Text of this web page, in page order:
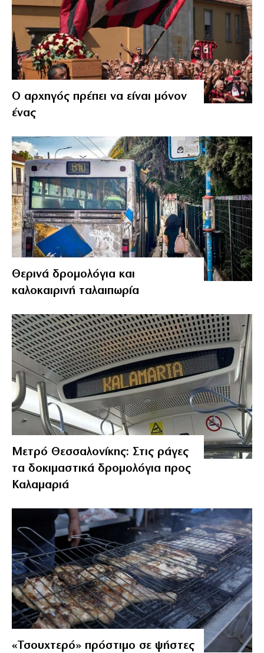
Ο αρχηγός πρέπει να είναι μόνον
ένας
Θερινά δρομολόγια και
καλοκαιρινή ταλαιπωρία
Μετρό Θεσσαλονίκης: Στις ράγες
τα δοκιμαστικά δρομολόγια προς
Καλαμαριά
«Τσουχτερό» πρόστιμο σε ψήστες